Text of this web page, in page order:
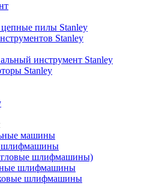
пилы Stanley
Stanley
инструмент Stanley
Stanley
машины
шлифмашины
шлифмашины)
шлифмашины
шлифмашины